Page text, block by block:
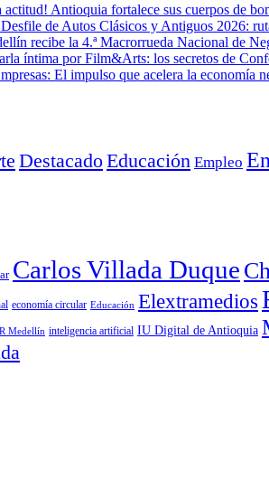
actitud! Antioquia fortalece sus cuerpos de
de Autos Clásicos y Antiguos 2026:
recibe la 4.ª Macrorrueda Nacional de
íntima por Film&Arts: los secretos de
El impulso que acelera la economía
DestacadoEducación Empleo
Carlos Villada Duque
economía circular Educación Elextramedios
Medellín inteligencia artificial IU Digital de Antioquia